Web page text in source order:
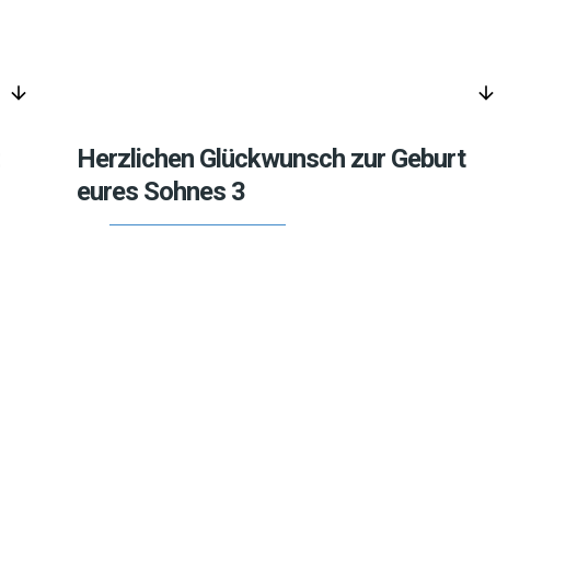
arrow_downward arrow_downward
Herzlichen Glückwunsch zur Geburt
eures Sohnes 3